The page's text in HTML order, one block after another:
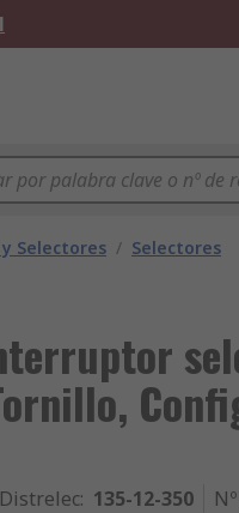
Selectores / Selectores
: 135-12-350